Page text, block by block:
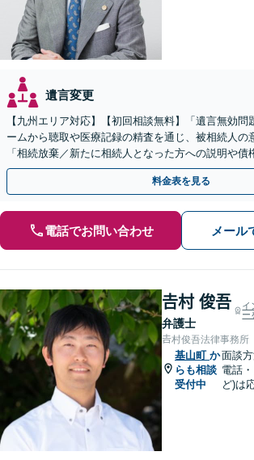
遺言変更
【九州エリア対応】【初回相談無料】「遺言無効問
ームから聴取や医療記録の精査を通じ、被相続人の
「相続放棄／新たに相続人となった方への説明や債
応まで、きめ細やかにサポート」【休日・夜間相談
料金表を見る
電話でお問い合わせ メール
𠮷村 俊吾
弁護士
イ
ー
𠮷村俊吾法律事務所
基山町 か
らも相談
受付中
面談方
電話
ど)は